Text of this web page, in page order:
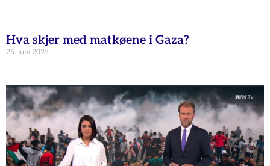
Hva skjer med matkøene i Gaza?
25. juni 2025